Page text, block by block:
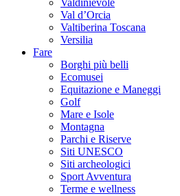
Valdinievole
Val d’Orcia
Valtiberina Toscana
Versilia
Fare
Borghi più belli
Ecomusei
Equitazione e Maneggi
Golf
Mare e Isole
Montagna
Parchi e Riserve
Siti UNESCO
Siti archeologici
Sport Avventura
Terme e wellness